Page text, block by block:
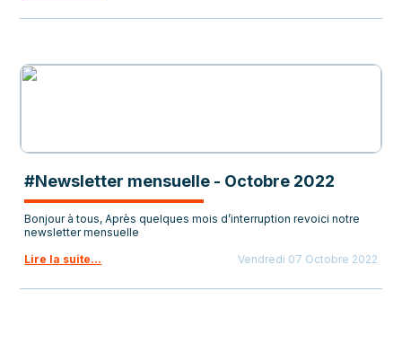
#Newsletter mensuelle - Octobre 2022
Bonjour à tous, Après quelques mois d’interruption revoici notre
newsletter mensuelle
Lire la suite...
Vendredi 07 Octobre 2022